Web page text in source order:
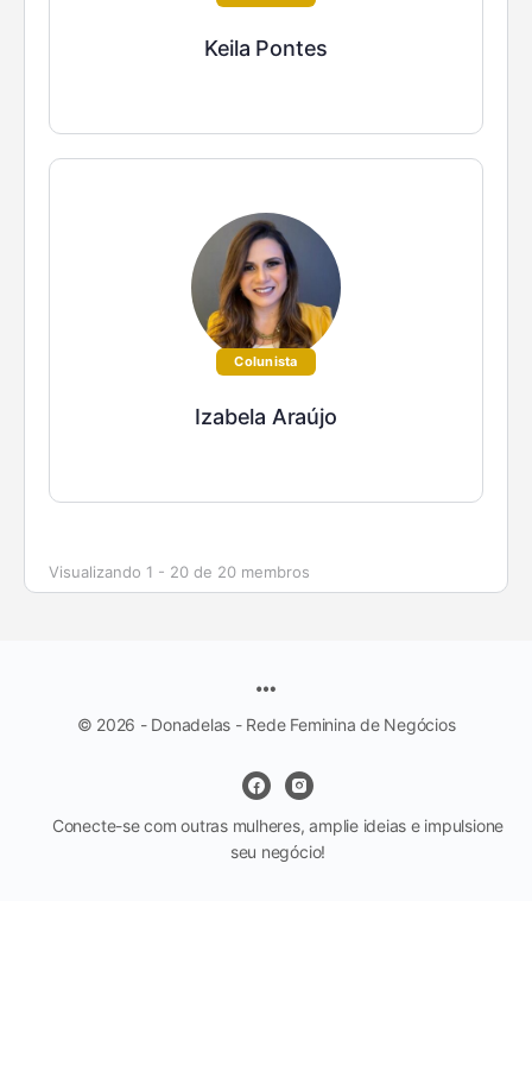
Keila Pontes
Colunista
Izabela Araújo
Visualizando 1 - 20 de 20 membros
© 2026 - Donadelas - Rede Feminina de Negócios
Conecte-se com outras mulheres, amplie ideias e impulsione
seu negócio!